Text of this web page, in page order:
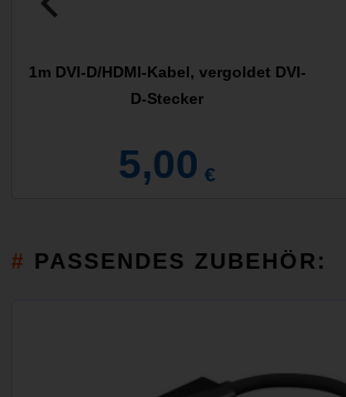
1m DVI-D/HDMI-Kabel, vergoldet DVI-
D-Stecker
5,00 €
PASSENDES ZUBEHÖR: